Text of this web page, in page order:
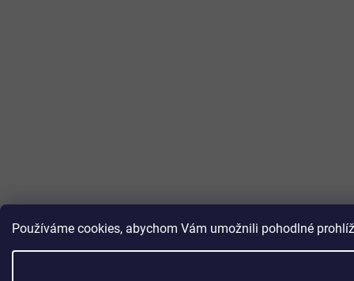
Používáme cookies, abychom Vám umožnili pohodlné